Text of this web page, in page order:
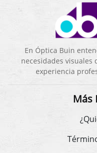
En Óptica Buin
necesidades visuales
experiencia
Más